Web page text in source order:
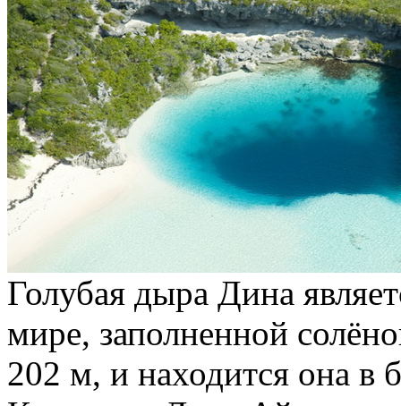
Голубая дыра Дина
мире, заполненной
202 м, и находится она в